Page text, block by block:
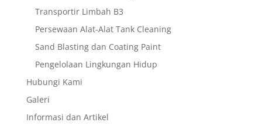
Transportir Limbah B3
Persewaan Alat-Alat Tank Cleaning
Sand Blasting dan Coating Paint
Pengelolaan Lingkungan Hidup
Hubungi Kami
Galeri
Informasi dan Artikel